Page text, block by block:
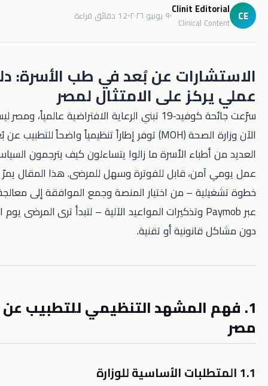
Clinit
Clinical ٩ يونيو ٢٠٢٦ 12 دقائق قراءة
عن بُعد في طب الأسرة: دليل
على الامتثال لمصر
سرّعت جائحة كوفيد‑19 تبني الرعاية الافتراضية عالمياً، ومصر ليست استثناءً.
الآن وزارة الصحة (MOH) توفر إطاراً تنظيمياً واضحاً للتطبيب عن بُعد، لكن
الأسرة ما زالوا يتساءلون كيف يترجمون السياسة إلى سير
قابل للفوترة وسهل للمرضى. هذا المقال يمرّ بك على كل
– من اختيار المنصة وجمع الموافقة إلى معالجة المدفوعات
عبر Paymob وتذكيرات المواعيد الآلية – لتبدأ ترى المرضى يوم الاثنين الصباح
أو تقنية.
المشهد التنظيمي للتطبيب عن بُعد في